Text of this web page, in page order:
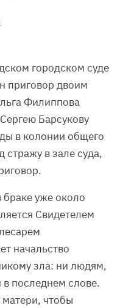
городском суде
приговор двоим
Филиппова
Барсукову
в колонии общего
в зале суда,
браке уже около
Свидетелем
начальство
зла: ни людям,
в последнем слове.
чтобы